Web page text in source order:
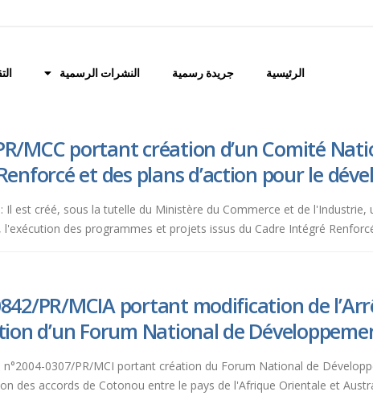
الرئيسية جريدة رسمية النشرات الرسمية
MCC portant création d’un Comité
et des plans d’action pour le
: Il est créé, sous la tutelle du Ministère du Commerce et de
des programmes et projets issus du Cadre Intégré
PR/MCIA portant modification de
d’un Forum National de
n°2004-0307/PR/MCI portant création du Forum National de
des accords de Cotonou entre le pays de l'Afrique Orientale et